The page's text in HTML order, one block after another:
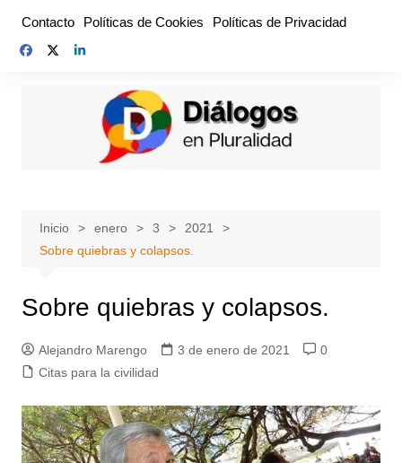
contenido
Contacto Políticas de Cookies Políticas de Privacidad
Inicio enero 3
2021
Sobre quiebras y colapsos.
Sobre quiebras y colapsos.
Alejandro Marengo 3 de enero de 2021
0
Citas para la civilidad